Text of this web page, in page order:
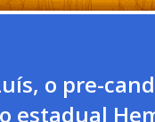
o pre-
estadual